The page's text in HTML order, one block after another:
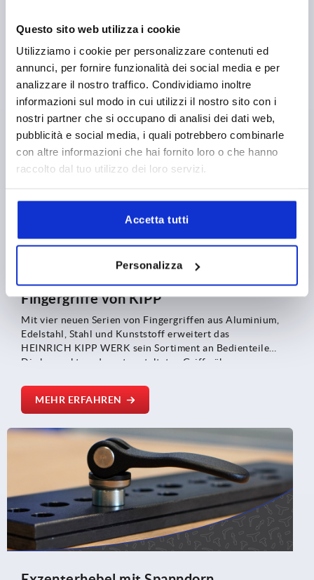
Questo sito web utilizza i cookie
Utilizziamo i cookie per personalizzare contenuti ed
annunci, per fornire funzionalità dei social media e per
analizzare il nostro traffico. Condividiamo inoltre
informazioni sul modo in cui utilizzi il nostro sito con i
nostri partner che si occupano di analisi dei dati web,
pubblicità e social media, i quali potrebbero combinarle
con altre informazioni che hai fornito loro o che hanno
raccolto dal tuo utilizzo dei loro servizi.
Accetta tutti
Personalizza
führender Hersteller von Klemmhebeln. Aus diesem
Grund sind sie auch unter dem Namen KIPP-Hebel
bekannt.
MEHR ERFAHREN
Fingergriffe von KIPP
Mit vier neuen Serien von Fingergriffen aus Aluminium,
Edelstahl, Stahl und Kunststoff erweitert das
HEINRICH KIPP WERK sein Sortiment an Bedienteilen.
Die kompakten, dezent gestalteten Griffe überzeugen
Materialoptionen und minimalen Platzbedarf – ideal
für Anwendungen mit klarer Designsprache und
MEHR ERFAHREN